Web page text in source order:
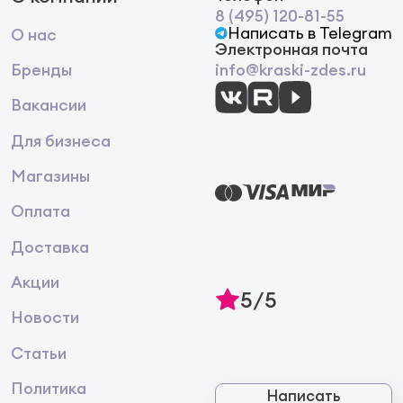
О нас
Бренды
Вакансии
Для бизнеса
Магазины
Оплата
Доставка
Акции
Новости
Статьи
Политика
8 (495) 120-81-55
Написать в Telegram
Электронная почта
info@kraski-zdes.ru
5/5
Написать